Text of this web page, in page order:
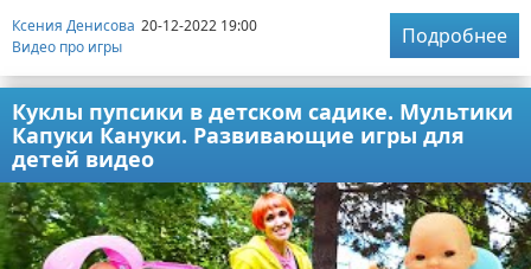
Ксения Денисова 20-12-2022 19:00
Видео про игры
Подробнее
Куклы пупсики в детском садике. Мультики
Капуки Кануки. Развивающие игры для
детей видео